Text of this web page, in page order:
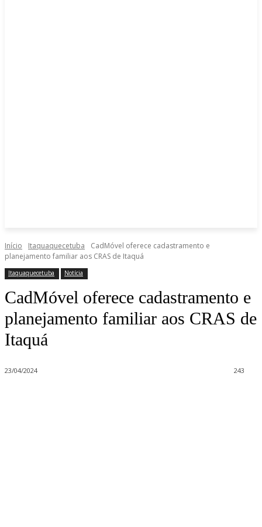
Início Itaquaquecetuba
CadMóvel oferece cadastramento e
planejamento familiar aos CRAS de Itaquá
Itaquaquecetuba Notícia
CadMóvel oferece cadastramento e
planejamento familiar aos CRAS de
Itaquá
23/04/2024 243